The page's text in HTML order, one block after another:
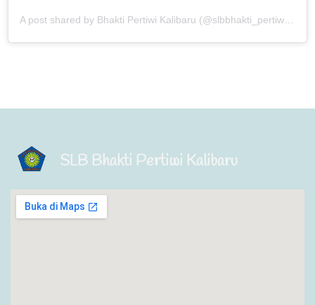
A post shared by Bhakti Pertiwi Kalibaru (@slbbhakti_pertiwikalibaru)
SLB Bhakti Pertiwi Kalibaru